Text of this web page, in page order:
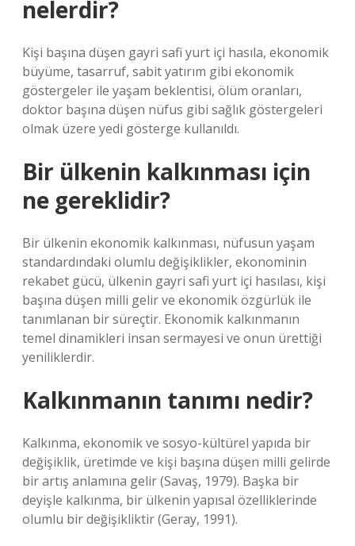
nelerdir?
Kişi başına düşen gayri safi yurt içi hasıla, ekonomik
büyüme, tasarruf, sabit yatırım gibi ekonomik
göstergeler ile yaşam beklentisi, ölüm oranları,
doktor başına düşen nüfus gibi sağlık göstergeleri
olmak üzere yedi gösterge kullanıldı.
Bir ülkenin kalkınması için
ne gereklidir?
Bir ülkenin ekonomik kalkınması, nüfusun yaşam
standardındaki olumlu değişiklikler, ekonominin
rekabet gücü, ülkenin gayri safi yurt içi hasılası, kişi
başına düşen milli gelir ve ekonomik özgürlük ile
tanımlanan bir süreçtir. Ekonomik kalkınmanın
temel dinamikleri insan sermayesi ve onun ürettiği
yeniliklerdir.
Kalkınmanın tanımı nedir?
Kalkınma, ekonomik ve sosyo-kültürel yapıda bir
değişiklik, üretimde ve kişi başına düşen milli gelirde
bir artış anlamına gelir (Savaş, 1979). Başka bir
deyişle kalkınma, bir ülkenin yapısal özelliklerinde
olumlu bir değişikliktir (Geray, 1991).